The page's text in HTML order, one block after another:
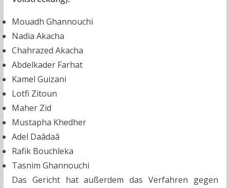
Mouadh Ghannouchi
Nadia Akacha
Chahrazed Akacha
Abdelkader Farhat
Kamel Guizani
Lotfi Zitoun
Maher Zid
Mustapha Khedher
Adel Daâdaâ
Rafik Bouchleka
Tasnim Ghannouchi
Das Gericht hat außerdem das Verfahren gegen